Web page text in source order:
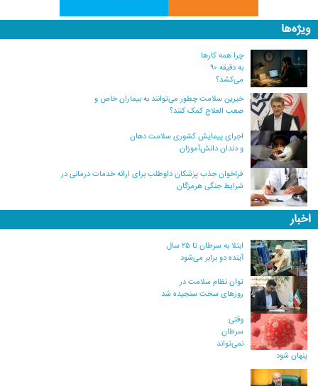
ویژه‌ها
چرا همه کارها
به دقیقه ۹۰
می‌کشد؟
خیرین سلامت چطور می‌توانند به بیماران خاص و
صعب العلاج کمک کنند؟
اجرای پیمایش کشوری سلامت دهان
و دندان دانش‌آموزان
فراخوان جذب پزشکان داوطلب برای ارائه خدمات درمانی در
شرایط جنگی هرمزگان
اخبار
ابتلا به سرطان تا ۲۵ سال
آینده دو برابر می‌شود
توان نظام سلامت در
روزهای سخت سنجیده شد
وقتی
سرطان
نمی‌تواند
پنهان شود